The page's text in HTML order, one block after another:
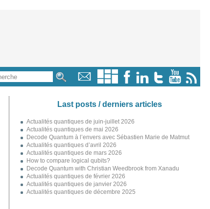
Last posts / derniers articles
Actualités quantiques de juin-juillet 2026
Actualités quantiques de mai 2026
Decode Quantum à l’envers avec Sébastien Marie de Matmut
Actualités quantiques d’avril 2026
Actualités quantiques de mars 2026
How to compare logical qubits?
Decode Quantum with Christian Weedbrook from Xanadu
Actualités quantiques de février 2026
Actualités quantiques de janvier 2026
Actualités quantiques de décembre 2025